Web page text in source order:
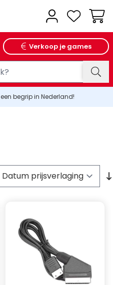
Verkoop je games
een begrip in Nederland!
per pagina